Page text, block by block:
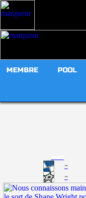
MEMBRE POOL
-
-